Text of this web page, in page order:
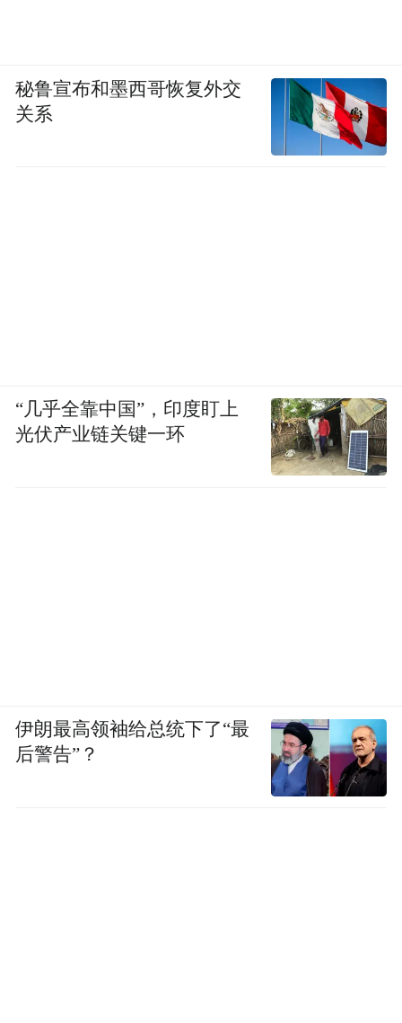
秘鲁宣布和墨西哥恢复外交
关系
“几乎全靠中国”，印度盯上
光伏产业链关键一环
伊朗最高领袖给总统下了“最
后警告”？